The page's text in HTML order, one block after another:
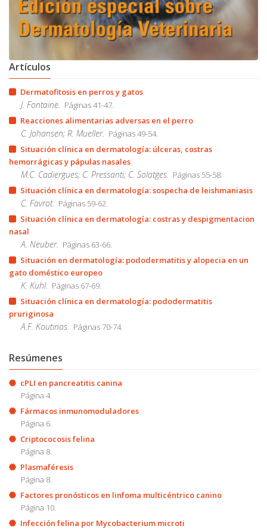
Artículos
Dermatofitosis en perros y gatos
J. Fontaine.
Páginas 41-47.
Reacciones alimentarias adversas en el perro
C. Johansen; R. Mueller. Páginas 49-54.
Situación clínica en dermatología: úlceras, costras
hemorrágicas y pápulas nasales
M.C. Cadiergues; C. Pressanti; C. Solatges.
Páginas 55-58.
Situación clínica en dermatología: sospecha de leishmaniasis
C. Favrot. Páginas 59-62.
Situación clínica en dermatología: costras y despigmentacion
nasal
A. Neuber. Páginas 63-66.
Situación en dermatología: pododermatitis y alopecia en un
gato doméstico europeo
K. Kuhl. Páginas 67-69.
Situación clínica en dermatología: pododermatitis
pruriginosa
A.F. Koutinas. Páginas 70-74.
Resúmenes
cPLI en pancreatitis canina
Página 4.
Fármacos inmunomoduladores
Página 6.
Criptococosis felina
Página 8.
Plasmaféresis
Página 8.
Factores pronósticos en linfoma multicéntrico canino
Página 10.
Infección felina por Mycobacterium microti